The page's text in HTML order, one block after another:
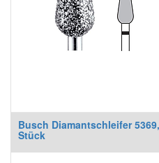
Busch Diamantschleifer
Stück